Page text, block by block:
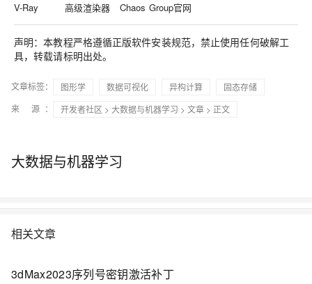
V-Ray
高级渲染器 Chaos Group官网
声明：本教程严格遵循正版软件安装规范，禁止使用任何破解工
具，转载请标明出处。
文章标签： 图形学 数据可视化 异构计算
固态存储
来 源：
开发者社区 > 大数据与机器学习 > 文章 > 正文
大数据与机器学习
相关文章
3dMax2023序列号密钥激活补丁